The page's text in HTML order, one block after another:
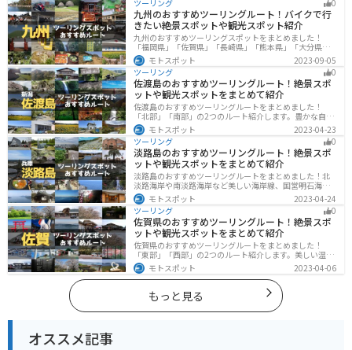
す。バイクで東海にツーリングに行く際は参考にしてく
ださい。
ツーリング 0
九州のおすすめツーリングルート！バイクで行
きたい絶景スポットや観光スポット紹介
九州のおすすめツーリングスポットをまとめました！
「福岡県」「佐賀県」「長崎県」「熊本県」「大分県」
「宮崎都」「鹿児島県」の各県の観光地紹介します。自
然豊かな山々や湖、温泉地が点在し、四季折々の景色を
楽しめるスポットが多数あります。バイクで九州にツー
リングに行く際は参考にしてください。
モトスポット
2023-09-05
ツーリング
0
佐渡島のおすすめツーリングルート！絶景スポ
ットや観光スポットをまとめて紹介
佐渡島のおすすめツーリングルートをまとめました！
「北部」「南部」の2つのルート紹介します。豊かな自然
と歴史的なスポット、トキなどの貴重な動物を見られる
スポットが多数あります。バイクで佐渡島にツーリング
に行く際は参考にしてください。
モトスポット
2023-04-23
ツーリング
0
淡路島のおすすめツーリングルート！絶景スポ
ットや観光スポットをまとめて紹介
淡路島のおすすめツーリングルートをまとめました！北
淡路海岸や南淡路海岸など美しい海岸線、国営明石海峡
公園や淡路夢舞台など、自然とアートが融合した施設も
多数あります。バイクで淡路島にツーリングに行く際は
参考にしてください。
モトスポット
2023-04-24
ツーリング
0
佐賀県のおすすめツーリングルート！絶景スポ
ットや観光スポットをまとめて紹介
佐賀県のおすすめツーリングルートをまとめました！
「東部」「西部」の2つのルート紹介します。美しい温泉
地や古墳群、歴史ある城や神社仏閣など、バイクツーリ
ングに適したスポットが多数存在し、様々な楽しみ方が
できます。バイクで佐賀県にツーリングに行く際は参考
にしてください。
モトスポット 2023-04-06
もっと見る
オススメ記事